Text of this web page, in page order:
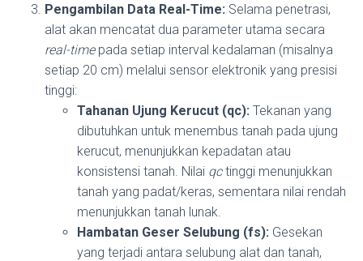
Pengambilan Data Real-Time: Selama penetrasi,
alat akan mencatat dua parameter utama secara
real-timepada setiap interval kedalaman (misalnya
setiap 20 cm) melalui sensor elektronik yang presisi
tinggi:
Tahanan Ujung Kerucut (qc): Tekanan yang
dibutuhkan untuk menembus tanah pada ujung
kerucut, menunjukkan kepadatan atau
konsistensi tanah. Nilai qctinggi menunjukkan
tanah yang padat/keras, sementara nilai rendah
menunjukkan tanah lunak.
Hambatan Geser Selubung (fs): Gesekan
yang terjadi antara selubung alat dan tanah,